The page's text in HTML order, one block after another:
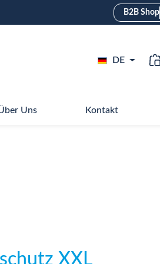
B2B Shop
DE
Uns Kontakt
XXL